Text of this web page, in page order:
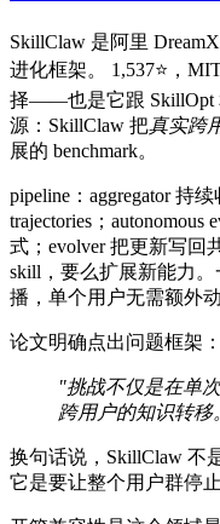
SkillClaw 是阿里
进化框架。
1,537⭐，
择——也是它跟 SkillOpt
源 ：SkillClaw 把真实跨
展的 benchmark。
pipeline：aggregator 持
trajectories；
式；evolver 把更新写
skill，要么扩展新能力
播，单个用户无需额外动
论文明确点出问题框架：
"挑战不仅是在单
跨用户的知识转移
换句话说，SkillClaw 不
它是要让整个用户群停